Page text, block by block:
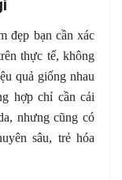
đẹp bạn cần xác
thực tế, không
quả giống nhau
hợp chỉ cần cải
nhưng cũng có
sâu, trẻ hóa